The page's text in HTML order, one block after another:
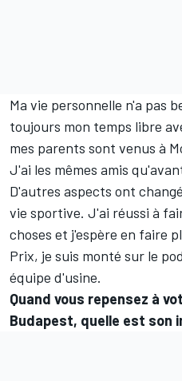
Ma vie personnelle n'a pas
toujours mon temps libre
mes parents sont venus à
J'ai les mêmes amis
D'autres aspects ont
vie sportive. J'ai réussi à
choses et j'espère en faire
Prix, je suis monté sur le
équipe d'usine.
Quand vous repensez à
Budapest, quelle est son